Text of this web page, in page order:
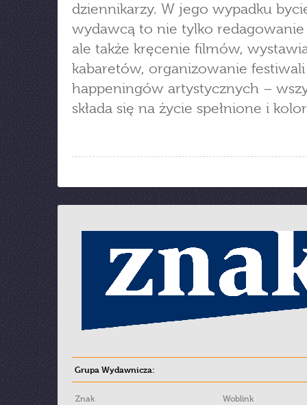
dziennikarzy. W jego wypadku
wydawcą to nie tylko redagowanie
ale także kręcenie filmów,
kabaretów, organizowanie
happeningów artystycznych –
składa się na życie spełnione i
Grupa Wydawnicza:
Znak Woblink